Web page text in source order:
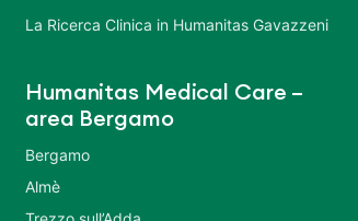
La Ricerca Clinica in Humanitas Gavazzeni
Humanitas Medical Care –
area Bergamo
Bergamo
Almè